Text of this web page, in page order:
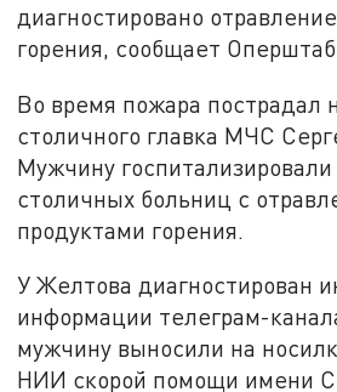
диагностировано
горения, сообщает
Во время пожара пострадал
столичного главка МЧС
Мужчину госпитализировали
столичных больниц с
продуктами горения.
У Желтова диагностирован
информации телеграм-
мужчину выносили на
НИИ скорой помощи имени